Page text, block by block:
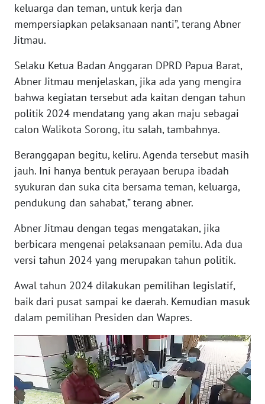
keluarga dan teman, untuk kerja dan
mempersiapkan pelaksanaan nanti”, terang Abner
Jitmau.
Selaku Ketua Badan Anggaran DPRD Papua Barat,
Abner Jitmau menjelaskan, jika ada yang mengira
bahwa kegiatan tersebut ada kaitan dengan tahun
politik 2024 mendatang yang akan maju sebagai
calon Walikota Sorong, itu salah, tambahnya.
Beranggapan begitu, keliru. Agenda tersebut masih
jauh. Ini hanya bentuk perayaan berupa ibadah
syukuran dan suka cita bersama teman, keluarga,
pendukung dan sahabat,” terang abner.
Abner Jitmau dengan tegas mengatakan, jika
berbicara mengenai pelaksanaan pemilu. Ada dua
versi tahun 2024 yang merupakan tahun politik.
Awal tahun 2024 dilakukan pemilihan legislatif,
baik dari pusat sampai ke daerah. Kemudian masuk
dalam pemilihan Presiden dan Wapres.
WN
BENGKULU
WN
LAMPUNG
WN
JATENG
WN
NUSANTARA
WN
WN
JATIM
BALI
WN
KALBAR
KALTENG